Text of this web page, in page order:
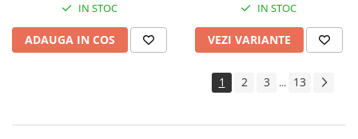
IN STOC
ADAUGA IN COS
IN STOC
VEZI VARIANTE
1 2 3 ... 13